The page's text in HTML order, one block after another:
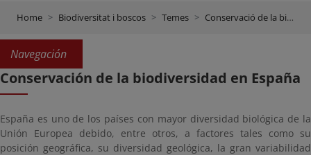
Home Biodiversitat i boscos Temes Conservació de la biodiversitat
Navegación
Conservación de la biodiversidad en España
España es uno de los países con mayor diversidad biológica de la
Unión Europea debido, entre otros, a factores tales como su
posición geográfica, su diversidad geológica, la gran variabilidad